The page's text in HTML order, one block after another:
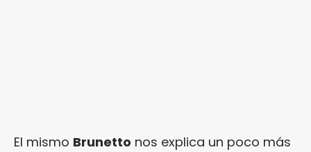
El mismo Brunetto nos explica un poco más